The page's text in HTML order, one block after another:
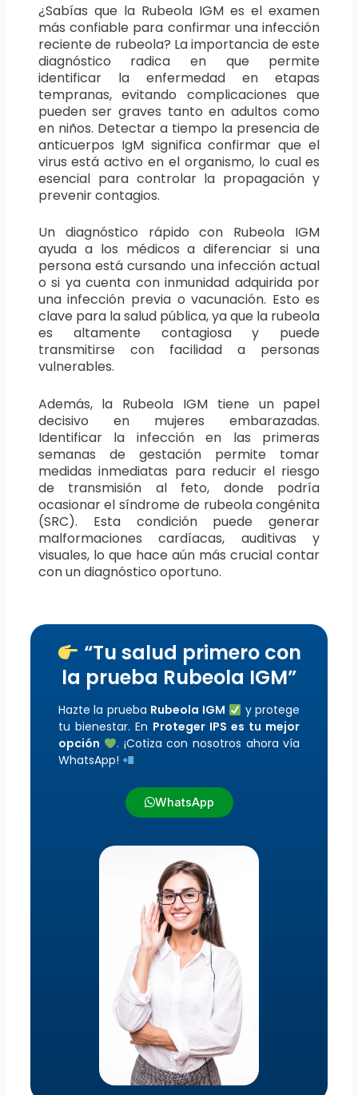
¿Sabías que la Rubeola IGM es el examen
más confiable para confirmar una infección
reciente de rubeola? La importancia de este
diagnóstico radica en que permite
identificar la enfermedad en etapas
tempranas, evitando complicaciones que
pueden ser graves tanto en adultos como
en niños. Detectar a tiempo la presencia de
anticuerpos IgM significa confirmar que el
virus está activo en el organismo, lo cual es
esencial para controlar la propagación y
prevenir contagios.
Un diagnóstico rápido con Rubeola IGM
ayuda a los médicos a diferenciar si una
persona está cursando una infección actual
o si ya cuenta con inmunidad adquirida por
una infección previa o vacunación. Esto es
clave para la salud pública, ya que la rubeola
es altamente contagiosa y puede
transmitirse con facilidad a personas
vulnerables.
Además, la Rubeola IGM tiene un papel
decisivo en mujeres embarazadas.
Identificar la infección en las primeras
semanas de gestación permite tomar
medidas inmediatas para reducir el riesgo
de transmisión al feto, donde podría
ocasionar el síndrome de rubeola congénita
(SRC). Esta condición puede generar
malformaciones cardíacas, auditivas y
visuales, lo que hace aún más crucial contar
con un diagnóstico oportuno.
“Tu salud primero con
la prueba Rubeola IGM”
Hazte la prueba Rubeola IGM
y protege
tu bienestar. En Proteger IPS es tu mejor
opción
. ¡Cotiza con nosotros ahora vía
WhatsApp!
WhatsApp